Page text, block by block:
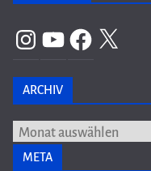
InstagramYouTubeFacebook
X
ARCHIV
Archiv
META